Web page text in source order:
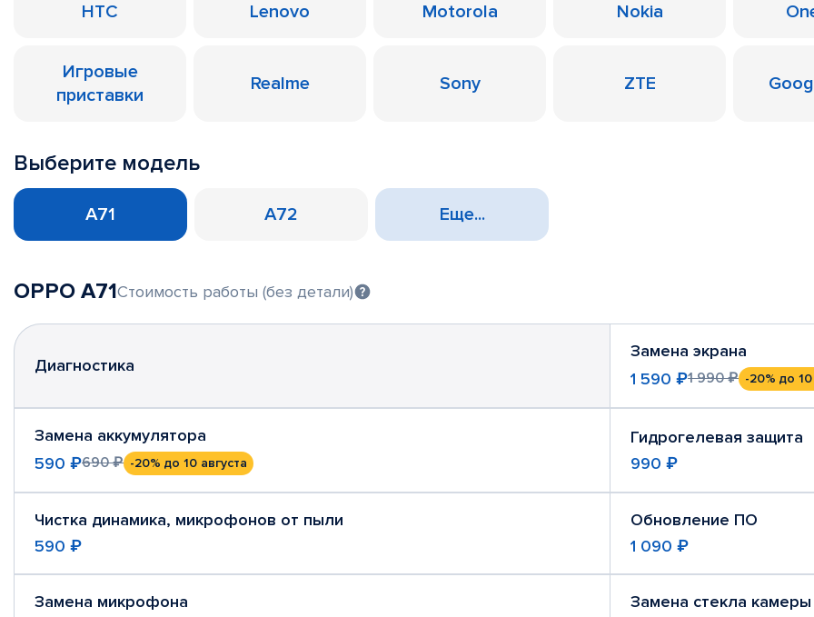
HTC Lenovo Motorola Nokia
Игровые
приставки
Realme Sony ZTE
Выберите модель
A71 A72 Еще...
OPPO A71Стоимость работы (без детали)
Диагностика
Замена экрана
1 590 ₽1 990 ₽ -20% до 10
Замена аккумулятора
590 ₽690 ₽ -20% до 10 августа
Гидрогелевая защита
990 ₽
Чистка динамика, микрофонов от пыли
590 ₽
Обновление ПО
1 090 ₽
Замена микрофона
Замена стекла камеры